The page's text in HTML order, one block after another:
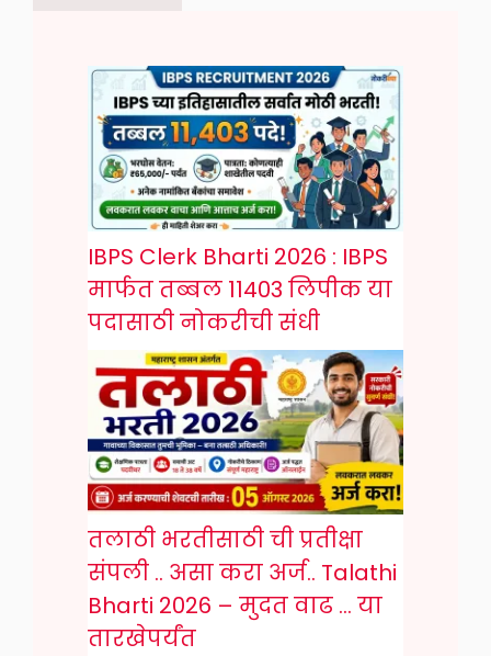
IBPS Clerk Bharti 2026 : IBPS
मार्फत तब्बल 11403 लिपीक या
पदासाठी नोकरीची संधी
तलाठी भरतीसाठी ची प्रतीक्षा
संपली .. असा करा अर्ज.. Talathi
Bharti 2026 – मुदत वाढ … या
तारखेपर्यंत